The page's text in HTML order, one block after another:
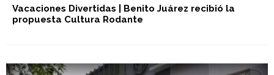
Vacaciones Divertidas | Benito Juárez recibió la
propuesta Cultura Rodante